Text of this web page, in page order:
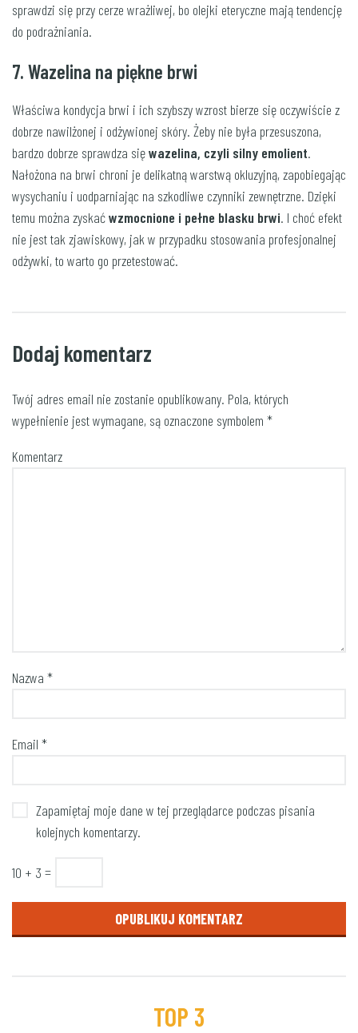
sprawdzi się przy cerze wrażliwej, bo olejki eteryczne mają tendencję
do podrażniania.
7. Wazelina na piękne brwi
Właściwa kondycja brwi i ich szybszy wzrost bierze się oczywiście z
dobrze nawilżonej i odżywionej skóry. Żeby nie była przesuszona,
bardzo dobrze sprawdza sięwazelina, czyli silny emolient.
Nałożona na brwi chroni je delikatną warstwą okluzyjną, zapobiegając
wysychaniu i uodparniając na szkodliwe czynniki zewnętrzne. Dzięki
temu można zyskaćwzmocnione i pełne blasku brwi. I choć efekt
nie jest tak zjawiskowy, jak w przypadku stosowania profesjonalnej
odżywki, to warto go przetestować.
Dodaj komentarz
Twój adres email nie zostanie opublikowany. Pola, których
wypełnienie jest wymagane, są oznaczone symbolem *
Komentarz
Nazwa *
Email *
Zapamiętaj moje dane w tej przeglądarce podczas pisania
kolejnych komentarzy.
10 + 3 =
TOP 3